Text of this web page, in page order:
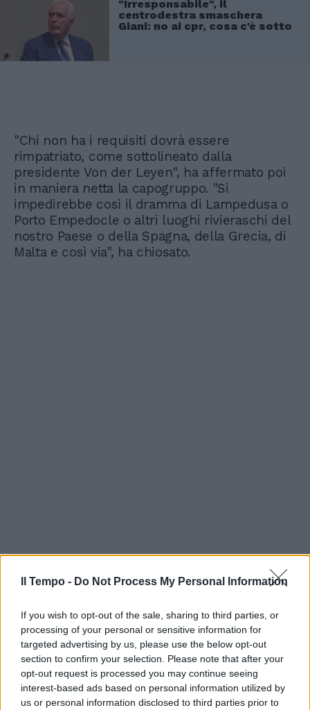
Il Tempo - Do Not Process My Personal Information
If you wish to opt-out of the sale, sharing to third parties, or
processing of your personal or sensitive information for
targeted advertising by us, please use the below opt-out
section to confirm your selection. Please note that after your
opt-out request is processed you may continue seeing
interest-based ads based on personal information utilized by
us or personal information disclosed to third parties prior to
"Irresponsabile", il
centrodestra smaschera
Giani: no ai cpr, cosa c'è sotto
"Chi non ha i requisiti dovrà essere
rimpatriato, come sottolineato dalla
presidente Von der Leyen", ha affermato poi
in maniera netta la capogruppo. "Si
impedirebbe così il dramma di Lampedusa o
Porto Empedocle o altri luoghi rivieraschi del
nostro Paese o della Spagna, della Grecia, di
Malta e così via", ha chiosato.